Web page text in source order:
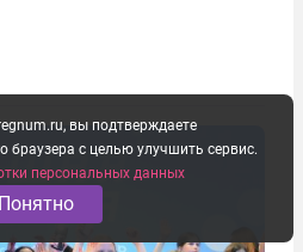
вы подтверждаете
браузера с целью улучшить сервис.
персональных данных
Понятно